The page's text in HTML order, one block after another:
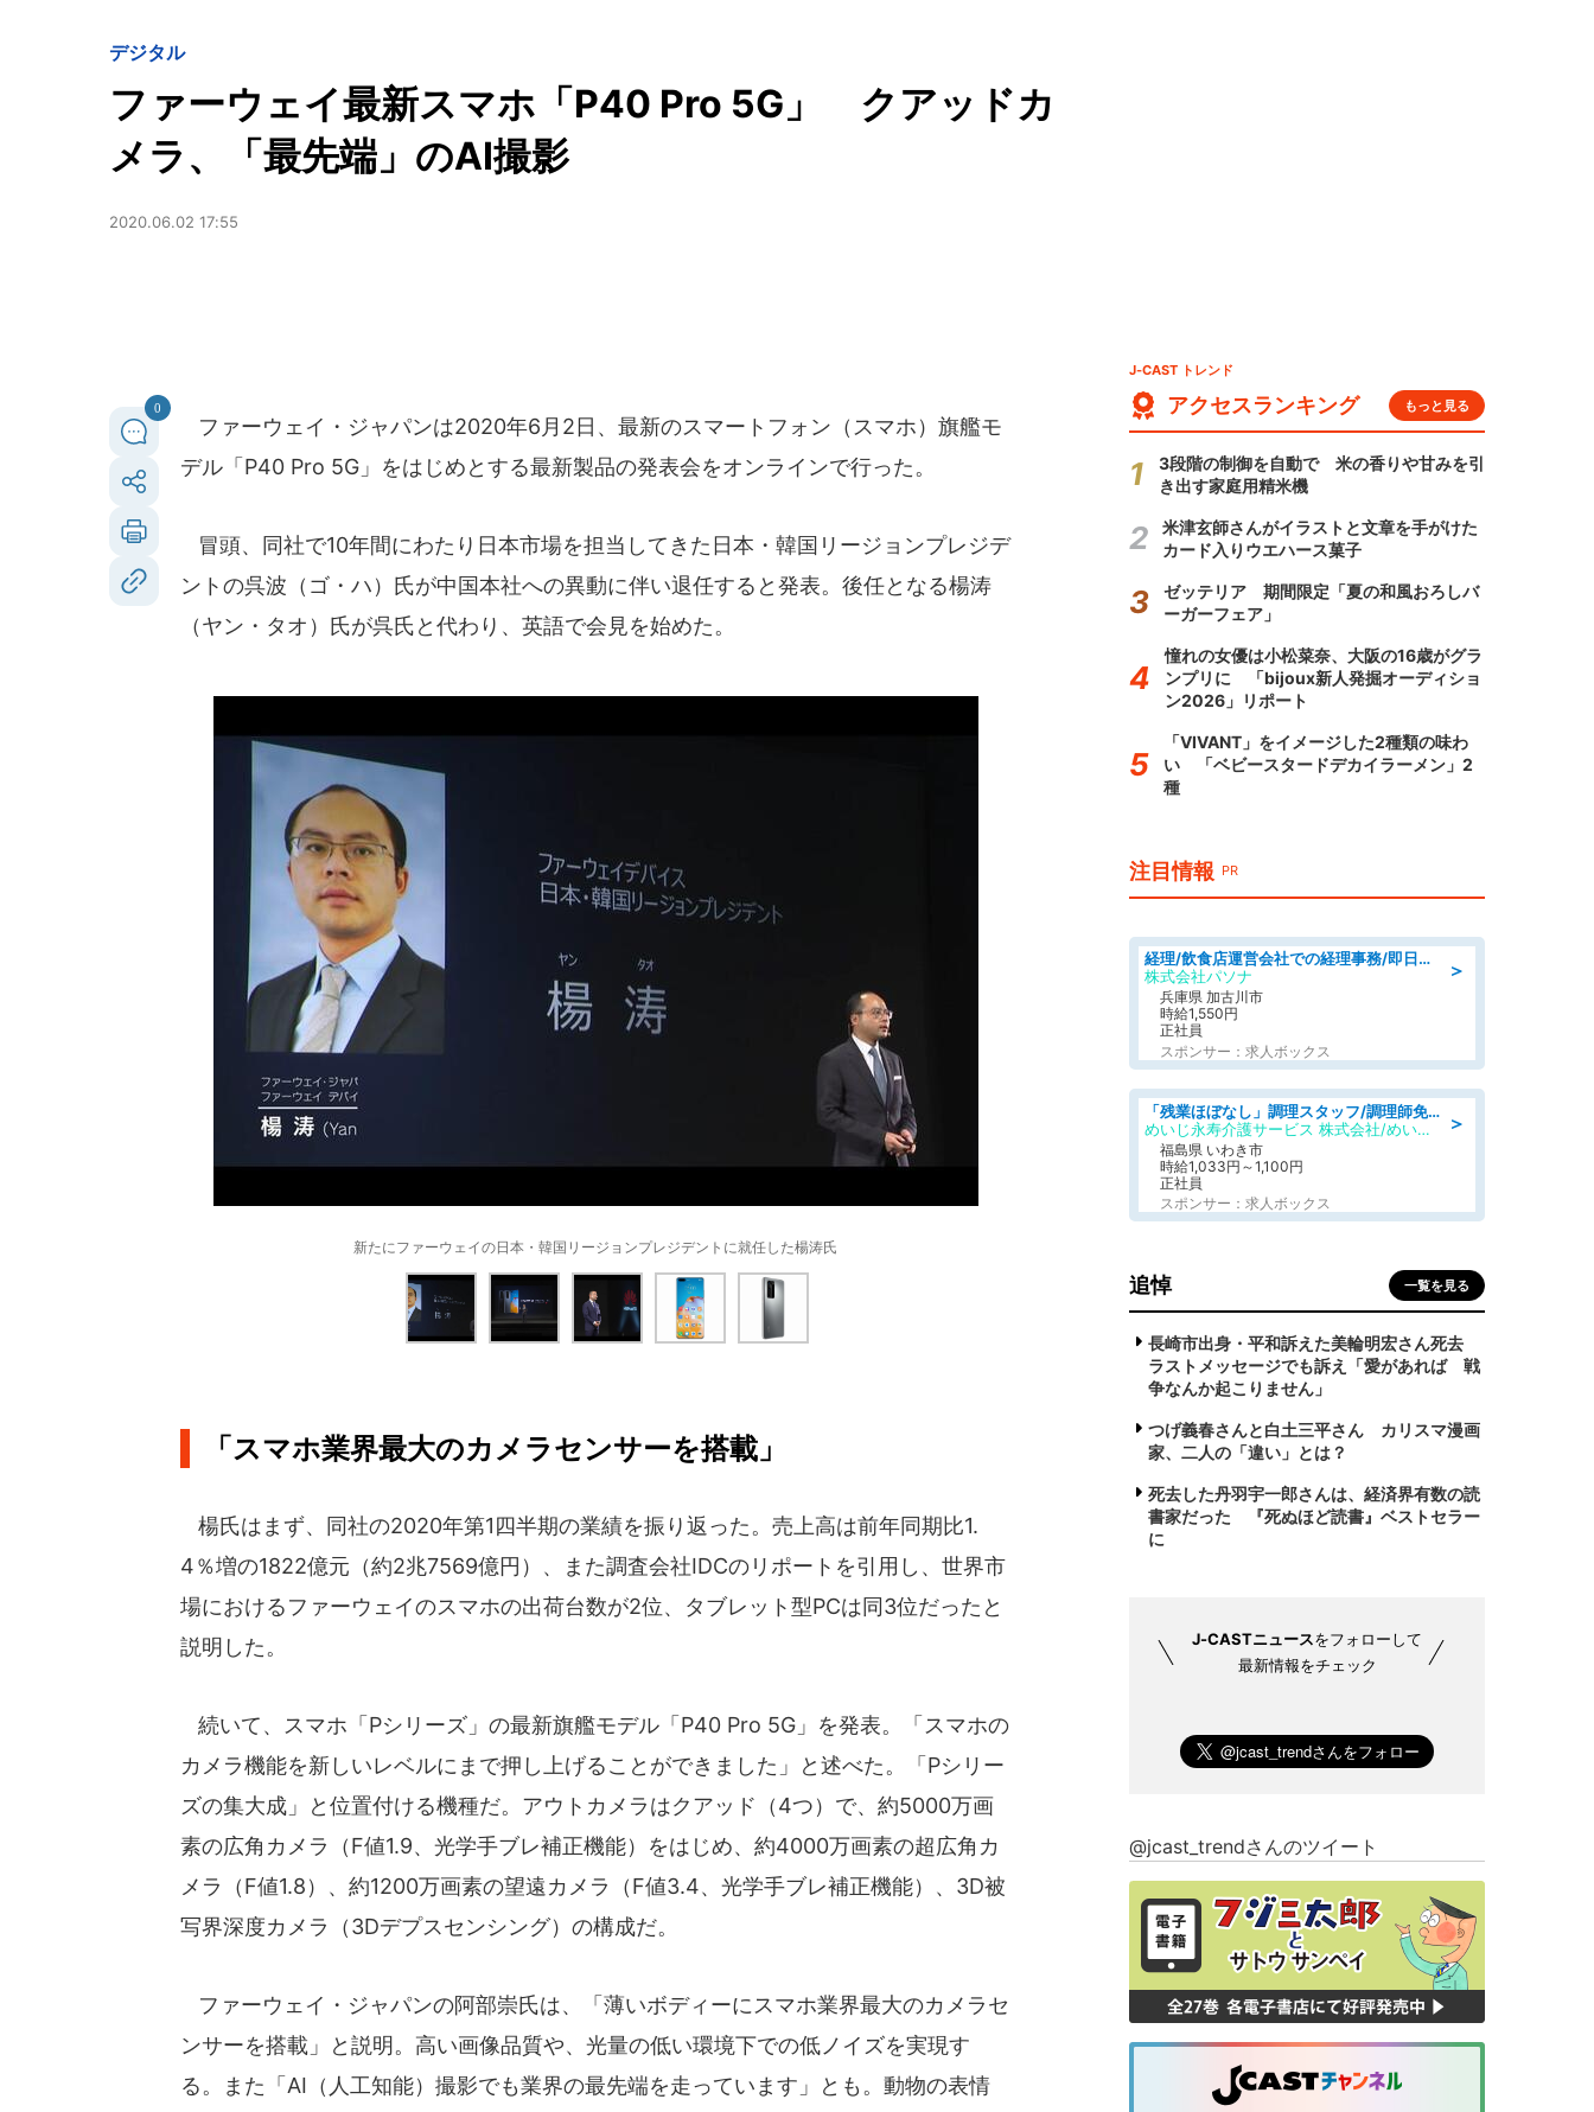
デジタル
ファーウェイ最新スマホ「P40 Pro 5G」 クアッドカ
メラ、「最先端」のAI撮影
2020.06.02 17:55
0
ファーウェイ・ジャパンは2020年6月2日、最新のスマートフォン（スマホ）旗艦モ
デル「P40 Pro 5G」をはじめとする最新製品の発表会をオンラインで行った。
冒頭、同社で10年間にわたり日本市場を担当してきた日本・韓国リージョンプレジデ
ントの呉波（ゴ・ハ）氏が中国本社への異動に伴い退任すると発表。後任となる楊涛
（ヤン・タオ）氏が呉氏と代わり、英語で会見を始めた。
新たにファーウェイの日本・韓国リージョンプレジデントに就任した楊涛氏
「スマホ業界最大のカメラセンサーを搭載」
楊氏はまず、同社の2020年第1四半期の業績を振り返った。売上高は前年同期比1.
4％増の1822億元（約2兆7569億円）、また調査会社IDCのリポートを引用し、世界市
場におけるファーウェイのスマホの出荷台数が2位、タブレット型PCは同3位だったと
説明した。
続いて、スマホ「Pシリーズ」の最新旗艦モデル「P40 Pro 5G」を発表。「スマホの
カメラ機能を新しいレベルにまで押し上げることができました」と述べた。「Pシリー
ズの集大成」と位置付ける機種だ。アウトカメラはクアッド（4つ）で、約5000万画
素の広角カメラ（F値1.9、光学手ブレ補正機能）をはじめ、約4000万画素の超広角カ
メラ（F値1.8）、約1200万画素の望遠カメラ（F値3.4、光学手ブレ補正機能）、3D被
写界深度カメラ（3Dデプスセンシング）の構成だ。
ファーウェイ・ジャパンの阿部崇氏は、「薄いボディーにスマホ業界最大のカメラセ
ンサーを搭載」と説明。高い画像品質や、光量の低い環境下での低ノイズを実現す
る。また「AI（人工知能）撮影でも業界の最先端を走っています」とも。動物の表情
J-CAST トレンド
アクセスランキング もっと見る
3段階の制御を自動で 米の香りや甘みを引
き出す家庭用精米機
米津玄師さんがイラストと文章を手がけた
カード入りウエハース菓子
ゼッテリア 期間限定「夏の和風おろしバ
ーガーフェア」
憧れの女優は小松菜奈、大阪の16歳がグラ
ンプリに 「bijoux新人発掘オーディショ
ン2026」リポート
「VIVANT」をイメージした2種類の味わ
い 「ベビースタードデカイラーメン」2
種
注目情報 PR
＞
経理/飲食店運営会社での経理事務/即日勤務可/車通勤可/経理/一般事務
株式会社パソナ
兵庫県 加古川市
時給1,550円
正社員
スポンサー：求人ボックス
＞
「残業ほぼなし」調理スタッフ/調理師免許必須/正職員/日勤のみ/住宅型有料老人ホーム
めいじ永寿介護サービス 株式会社/めいじ永寿介護サービスセンター
福島県 いわき市
時給1,033円～1,100円
正社員
スポンサー：求人ボックス
追悼 一覧を見る
長崎市出身・平和訴えた美輪明宏さん死去
ラストメッセージでも訴え「愛があれば 戦
争なんか起こりません」
つげ義春さんと白土三平さん カリスマ漫画
家、二人の「違い」とは？
死去した丹羽宇一郎さんは、経済界有数の読
書家だった 『死ぬほど読書』ベストセラー
に
J-CASTニュースをフォローして
最新情報をチェック
@jcast_trendさんのツイート